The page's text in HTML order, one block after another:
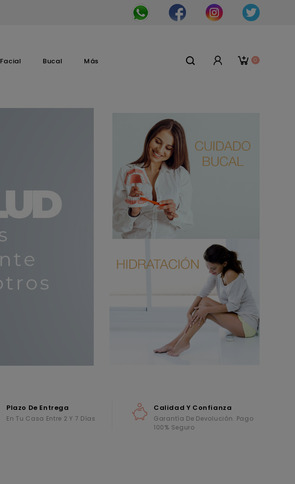
0
Facial Bucal Más
Plazo De Entrega
En Tu Casa Entre 2 Y 7 Días
Calidad Y Confianza
Garantía De Devolución. Pago
100% Seguro